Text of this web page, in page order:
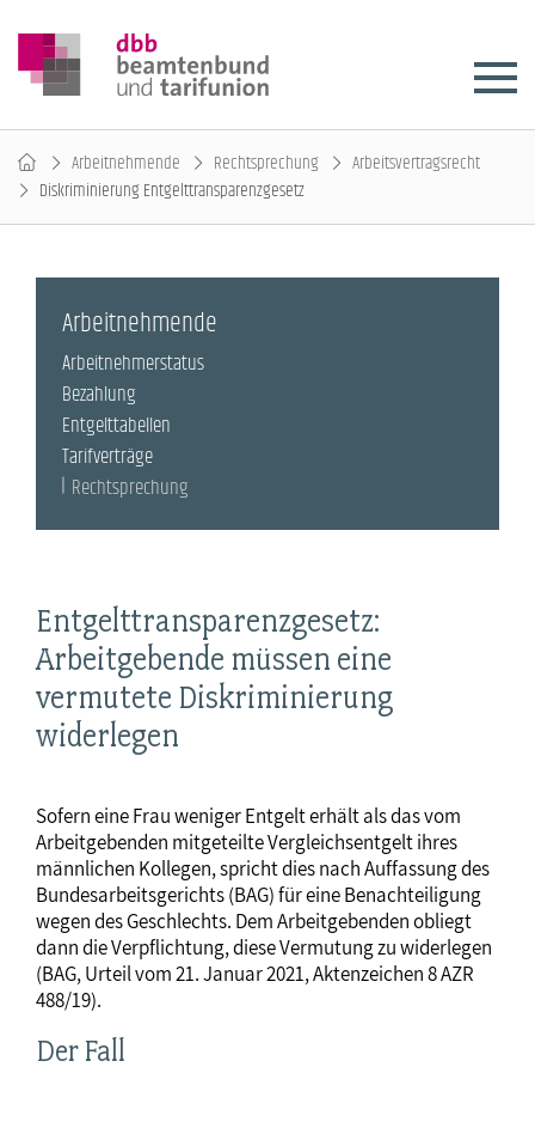
Arbeitnehmende Rechtsprechung
Arbeitsvertragsrecht
Diskriminierung Entgelttransparenzgesetz
Entgelttransparenzgesetz:
Arbeitgebende müssen eine
vermutete Diskriminierung
widerlegen
Sofern eine Frau weniger Entgelt erhält als das vom
Arbeitgebenden mitgeteilte Vergleichsentgelt ihres
männlichen Kollegen, spricht dies nach Auffassung des
Bundesarbeitsgerichts (BAG) für eine Benachteiligung
wegen des Geschlechts. Dem Arbeitgebenden obliegt
dann die Verpflichtung, diese Vermutung zu widerlegen
(BAG, Urteil vom 21. Januar 2021, Aktenzeichen 8 AZR
488/19).
Der Fall
Arbeitnehmende
Arbeitnehmerstatus
Bezahlung
Entgelttabellen
Tarifverträge
Rechtsprechung